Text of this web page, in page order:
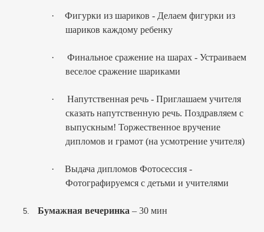
·
Фигурки из шариков - Делаем фигурки из
шариков каждому ребенку
·
Финальное сражение на шарах - Устраиваем
веселое сражение шариками
·
Напутственная речь - Приглашаем учителя
сказать напутственную речь. Поздравляем с
выпускным! Торжественное вручение
дипломов и грамот (на усмотрение учителя)
·
Выдача дипломов Фотосессия -
Фотографируемся с детьми и учителями
5. Бумажная вечеринка – 30 мин